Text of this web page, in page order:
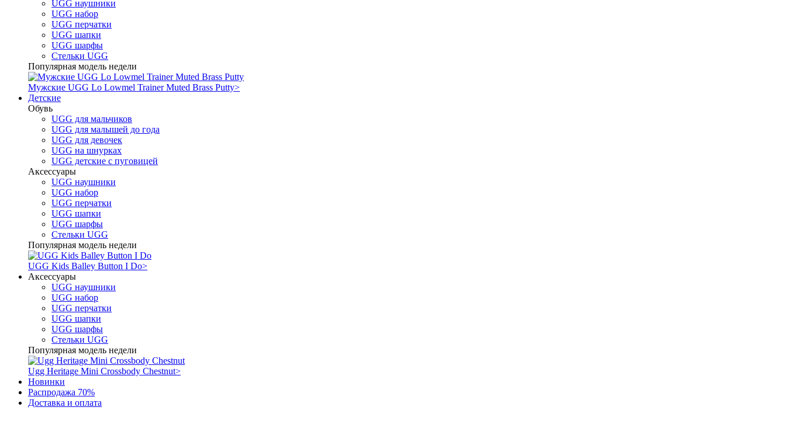
UGG наушники
UGG набор
UGG перчатки
UGG шапки
UGG шарфы
Стельки UGG
Популярная модель недели
Мужские UGG Lo Lowmel Trainer Muted Brass Putty>
Детские
Обувь
UGG для мальчиков
UGG для малышей до года
UGG для девочек
UGG на шнурках
UGG детские с пуговицей
Аксессуары
UGG наушники
UGG набор
UGG перчатки
UGG шапки
UGG шарфы
Стельки UGG
Популярная модель недели
UGG Kids Balley Button I Do>
Аксессуары
UGG наушники
UGG набор
UGG перчатки
UGG шапки
UGG шарфы
Стельки UGG
Популярная модель недели
Ugg Heritage Mini Crossbody Chestnut>
Новинки
Распродажа 70%
Доставка и оплата